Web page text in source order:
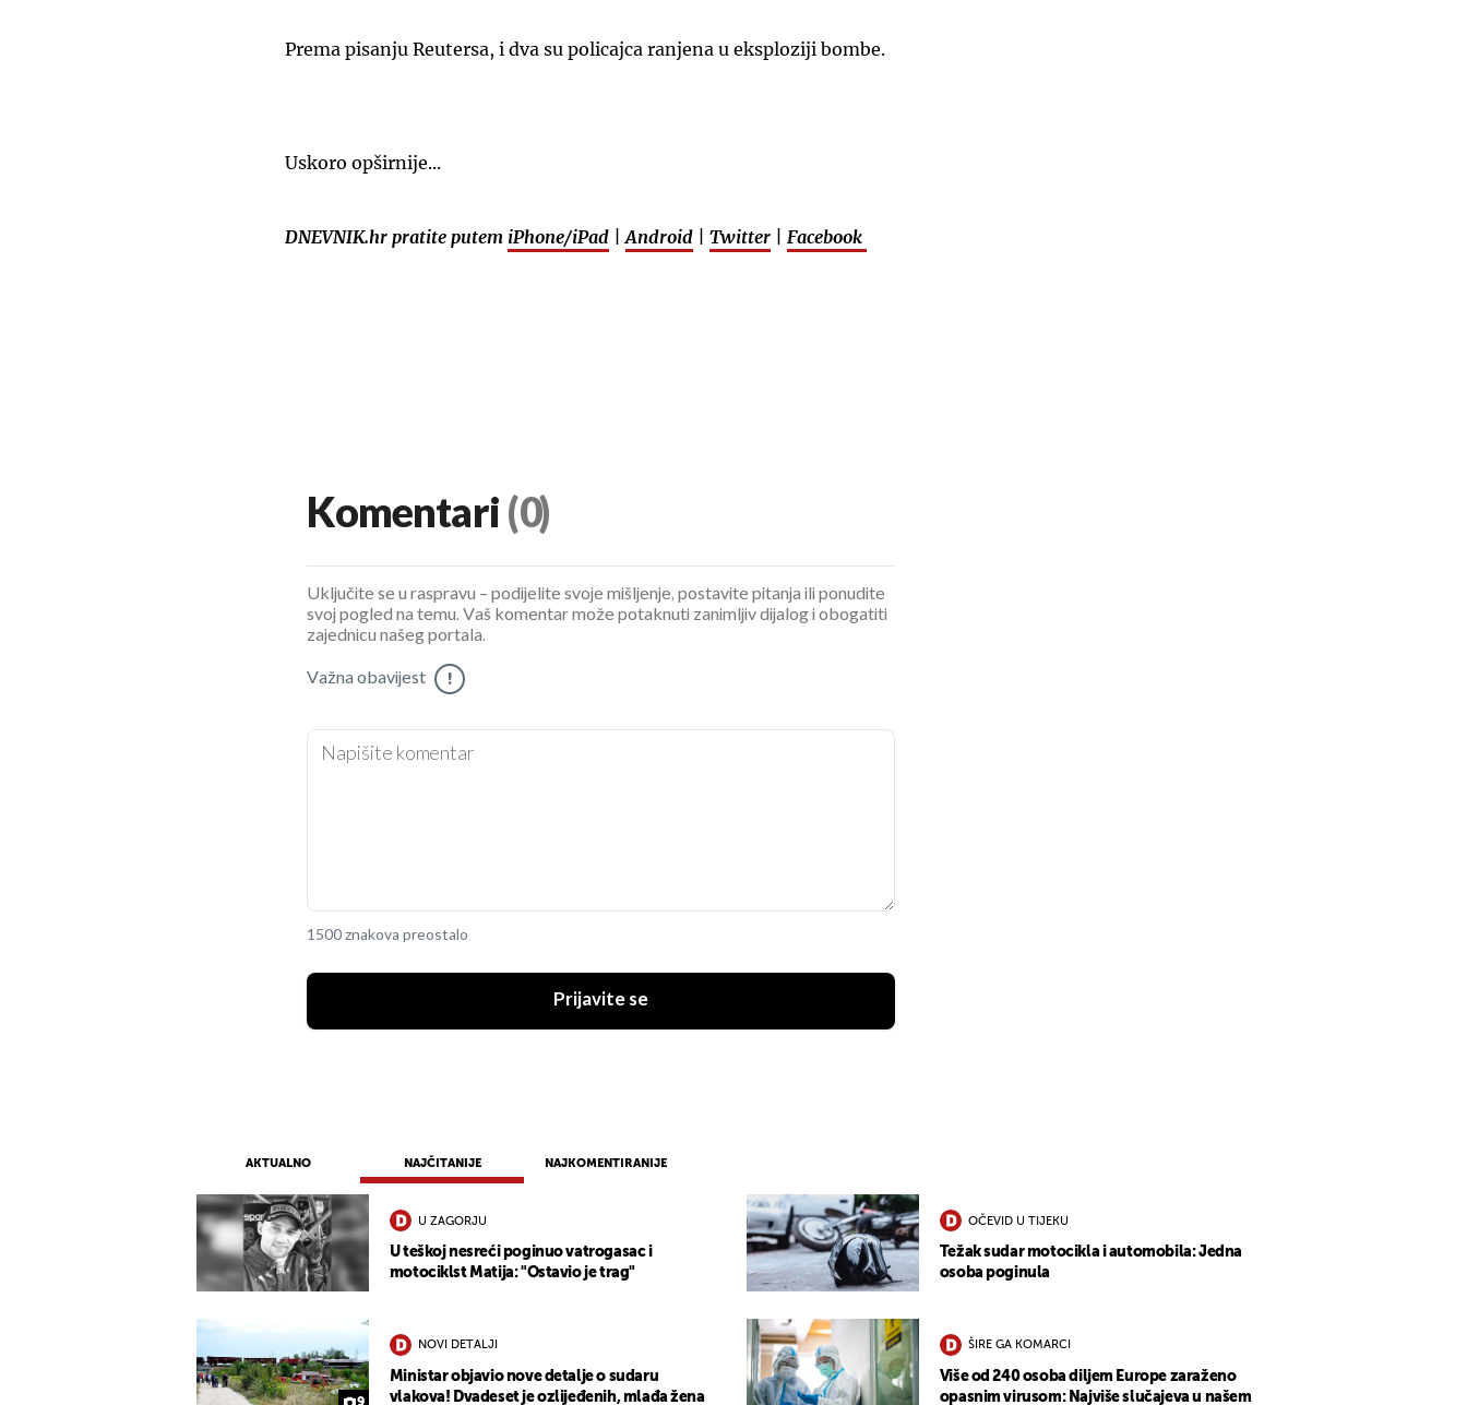
Prema pisanju Reutersa, i dva su policajca ranjena u eksploziji bombe.
Uskoro opširnije...
DNEVNIK.hr pratite putem iPhone/iPad |Android Twitter Facebook
Komentari (0)
Uključite se u raspravu – podijelite svoje mišljenje, postavite pitanja ili ponudite
svoj pogled na temu. Vaš komentar može potaknuti zanimljiv dijalog i obogatiti
zajednicu našeg portala.
Važna obavijest !
1500 znakova preostalo
Prijavite se
AKTUALNO NAJČITANIJE NAJKOMENTIRANIJE
U ZAGORJU
U teškoj nesreći poginuo vatrogasac i
motociklst Matija: "Ostavio je trag"
OČEVID U TIJEKU
Težak sudar motocikla i automobila: Jedna
osoba poginula
NOVI DETALJI
Ministar objavio nove detalje o sudaru
vlakova! Dvadeset je ozlijeđenih, mlađa žena
ŠIRE GA KOMARCI
Više od 240 osoba diljem Europe zaraženo
opasnim virusom: Najviše slučajeva u našem